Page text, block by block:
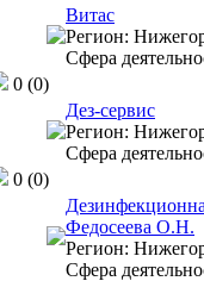
Витас
Регион:
Сфера
0 (0)
Дез-сервис
Регион:
Сфера
0 (0)
Федосеева О.Н.
Регион:
Сфера